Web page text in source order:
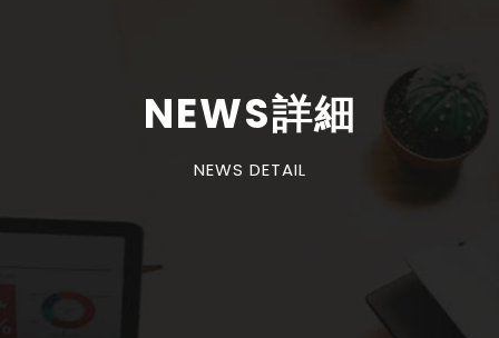
NEWS詳細
NEWS DETAIL